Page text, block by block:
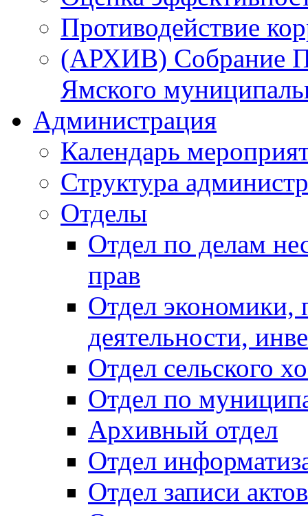
Противодействие
(АРХИВ) Собрание
Ямского
Администрация
Календарь
Структура
Отделы
Отдел по делам
прав
Отдел экономики,
деятельности,
Отдел сельского
Отдел по
Архивный отдел
Отдел
Отдел записи